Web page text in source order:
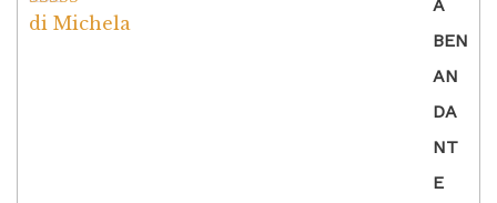
Valutato5su
di Michela